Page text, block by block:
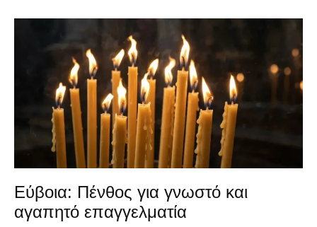
Εύβοια: Πένθος για γνωστό και
αγαπητό επαγγελματία